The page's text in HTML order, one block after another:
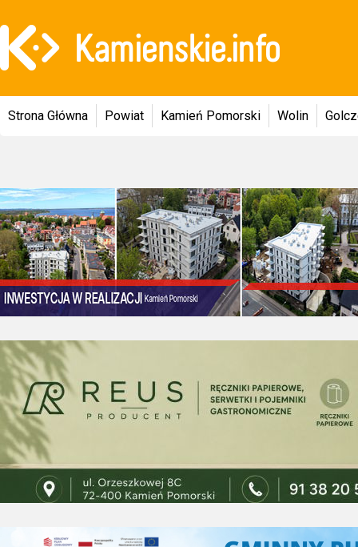
Strona Główna Powiat Kamień Pomorski Wolin